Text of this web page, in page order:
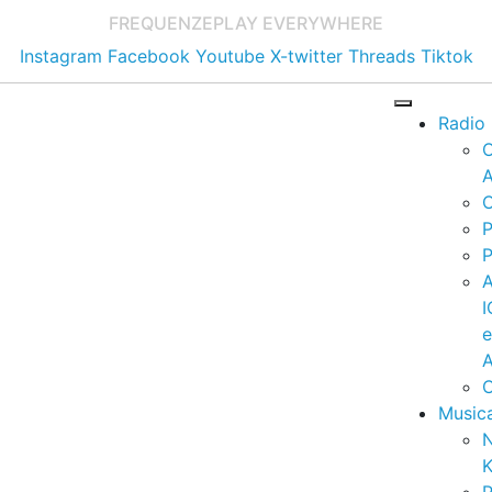
FREQUENZEPLAY EVERYWHERE
Instagram Facebook Youtube X-twitter Threads Tiktok
Radio
e